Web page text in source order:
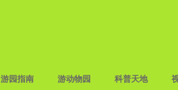
游园指南 游动物园 科普天地